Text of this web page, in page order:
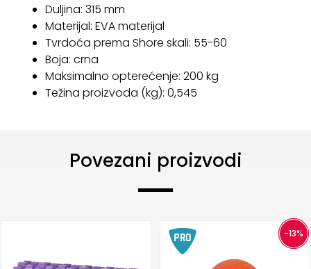
Duljina: 315 mm
Materijal: EVA materijal
Tvrdoća prema Shore skali: 55-60
Boja: crna
Maksimalno opterećenje: 200 kg
Težina proizvoda (kg): 0,545
Povezani proizvodi
-13%